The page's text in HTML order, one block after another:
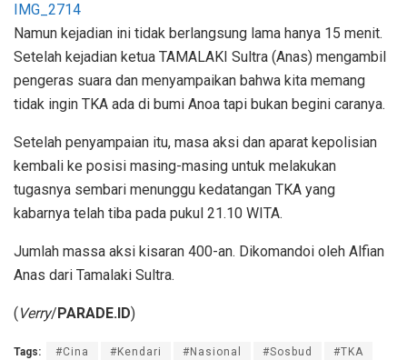
IMG_2714
Namun kejadian ini tidak berlangsung lama hanya 15 menit.
Setelah kejadian ketua TAMALAKI Sultra (Anas) mengambil
pengeras suara dan menyampaikan bahwa kita memang
tidak ingin TKA ada di bumi Anoa tapi bukan begini caranya.
Setelah penyampaian itu, masa aksi dan aparat kepolisian
kembali ke posisi masing-masing untuk melakukan
tugasnya sembari menunggu kedatangan TKA yang
kabarnya telah tiba pada pukul 21.10 WITA.
Jumlah massa aksi kisaran 400-an. Dikomandoi oleh Alfian
Anas dari Tamalaki Sultra.
( Verry/ PARADE.ID)
Tags: #Cina #Kendari #Nasional #Sosbud #TKA